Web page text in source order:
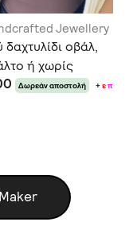
Jewellery
οβάλ,
ή χωρίς
Δωρεάν αποστολή +επ